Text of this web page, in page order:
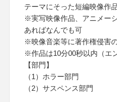
テーマにそった短編映像作
※実写映像作品、アニメー
あればなんでも可
※映像音楽等に著作権侵害
※作品は10分00秒以内（エ
【部門】
（1）ホラー部門
（2）サスペンス部門